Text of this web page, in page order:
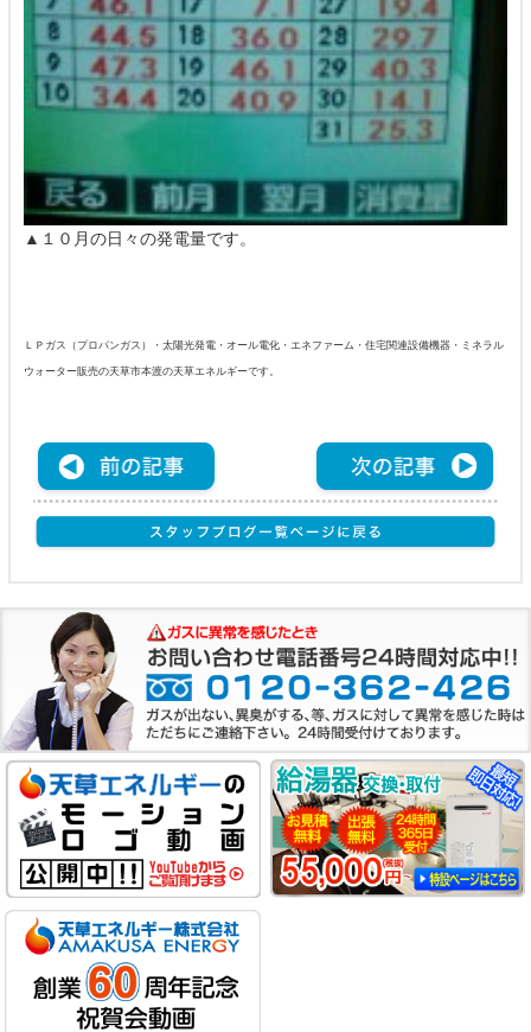
▲１０月の日々の発電量です。
ＬＰガス（プロパンガス）・太陽光発電・オール電化・エネファーム・住宅関連設備機器・ミネラル
ウォーター販売の天草市本渡の天草エネルギーです。